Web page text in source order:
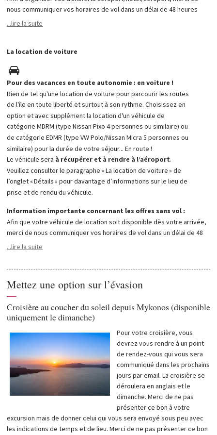
ajouter votre bagage lors du processus de réservation.
Sur certaines compagnies le trajet Province/Paris ou
vous est mentionnée lorsque vous cliquez sur « Détails » lors
Si vous commencez votre trajet par le TGV, veuillez-vous
rendre au plus tôt 24h et jusqu’à 20 minutes avant le départ de
votre train au comptoir TGV AIR de votre gare de départ afin
de récupérer votre billet TGV. Si vous commencez votre trajet
par l’aérien, après avoir récupéré vos bagages, rendez-vous
au comptoir TGV AIR pour la remise de votre billet TGV.
nous communiquer vos horaires de vol dans un délai de 48 heures
après votre réservation en remplissant le formulaire dédié dans
ATTENTION ! Les transferts concernent uniquement les trajets
aéroport de Mykonos / hôtel / aéroport de Mykonos.
...lire la suite
La location de voiture
Pour des vacances en toute autonomie : en voiture !
Rien de tel qu'une location de voiture pour parcourir les routes
de l'île en toute liberté et surtout à son rythme. Choisissez en
option et avec supplément la location d'un véhicule de
catégorie MDRM (type Nissan Pixo 4 personnes ou similaire) ou
de catégorie EDMR (type VW Polo/Nissan Micra 5 personnes ou
similaire) pour la durée de votre séjour... En route !
Le véhicule sera à récupérer et à rendre à l’aéroport.
Veuillez consulter le paragraphe « La location de voiture » de
l’onglet « Détails » pour davantage d’informations sur le lieu de
prise et de rendu du véhicule.
Information importante concernant les offres sans vol :
Afin que votre véhicule de location soit disponible dès votre arrivée,
merci de nous communiquer vos horaires de vol dans un délai de 48
heures après votre réservation en remplissant le formulaire dédié
...lire la suite
Mettez une option sur l’évasion
—
Croisière au coucher du soleil depuis Mykonos (disponible
uniquement le dimanche)
Pour votre croisière, vous
devrez vous rendre à un point
de rendez-vous qui vous sera
communiqué dans les prochains
jours par email. La croisière se
déroulera en anglais et le
dimanche. Merci de ne pas
présenter ce bon à votre
excursion mais de donner celui qui vous sera envoyé sous peu avec
les indications de temps et de lieu. Merci de ne pas présenter ce bon